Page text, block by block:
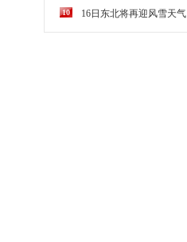
10 16日东北将再迎风雪天气